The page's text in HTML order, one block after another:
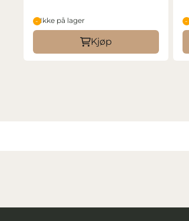
Ikke på lager
Kjøp